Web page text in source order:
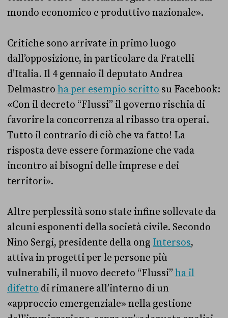
mondo economico e produttivo nazionale».
Critiche sono arrivate in primo luogo
dall’opposizione, in particolare da Fratelli
d’Italia. Il 4 gennaio il deputato Andrea
Delmastro ha per esempio scritto su Facebook:
«Con il decreto “Flussi” il governo rischia di
favorire la concorrenza al ribasso tra operai.
Tutto il contrario di ciò che va fatto! La
risposta deve essere formazione che vada
incontro ai bisogni delle imprese e dei
territori».
Altre perplessità sono state infine sollevate da
alcuni esponenti della società civile. Secondo
Nino Sergi, presidente della ong Intersos,
attiva in progetti per le persone più
vulnerabili, il nuovo decreto “Flussi” ha il
difetto di rimanere all’interno di un
«approccio emergenziale» nella gestione